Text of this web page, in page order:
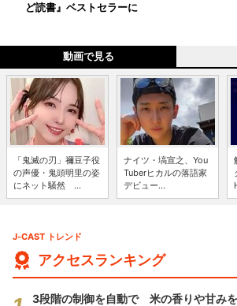
ど読書』ベストセラーに
動画で見る
「鬼滅の刃」禰豆子役
の声優・鬼頭明里の姿
にネット騒然 ...
ナイツ・塙宣之、You
Tuberヒカルの落語家
デビュー...
J-CAST トレンド
アクセスランキング
3段階の制御を自動で 米の香りや甘み